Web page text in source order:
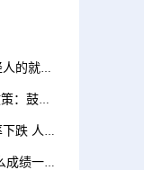
热点聚焦：学文科的人越多，年轻人的就业越难了
专家点评“二孩三孩中考加10分”政策：鼓励生育应一视同仁
生源减少冲击幼儿园：多地出生率下跌 人口流出地影响更大
每日热讯!初中漂亮的女生，为什么成绩一般?